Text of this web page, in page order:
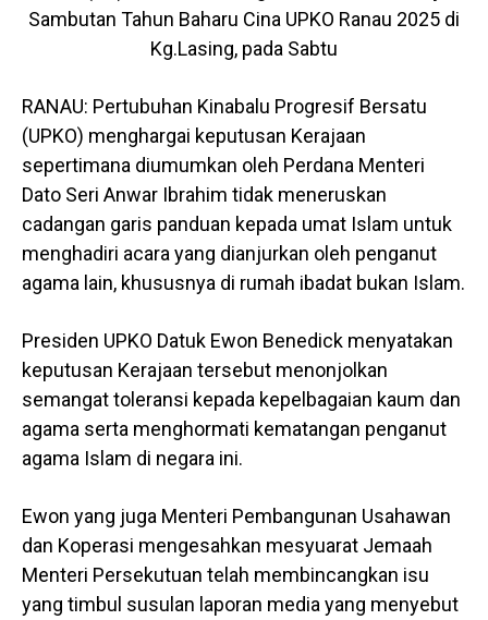
Sambutan Tahun Baharu Cina UPKO Ranau 2025 di
Kg.Lasing, pada Sabtu
RANAU: Pertubuhan Kinabalu Progresif Bersatu
(UPKO) menghargai keputusan Kerajaan
sepertimana diumumkan oleh Perdana Menteri
Dato Seri Anwar Ibrahim tidak meneruskan
cadangan garis panduan kepada umat Islam untuk
menghadiri acara yang dianjurkan oleh penganut
agama lain, khususnya di rumah ibadat bukan Islam.
Presiden UPKO Datuk Ewon Benedick menyatakan
keputusan Kerajaan tersebut menonjolkan
semangat toleransi kepada kepelbagaian kaum dan
agama serta menghormati kematangan penganut
agama Islam di negara ini.
Ewon yang juga Menteri Pembangunan Usahawan
dan Koperasi mengesahkan mesyuarat Jemaah
Menteri Persekutuan telah membincangkan isu
yang timbul susulan laporan media yang menyebut